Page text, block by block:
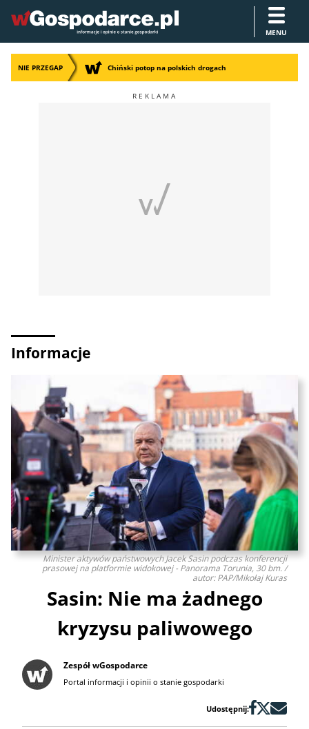
MENU
NIE PRZEGAP Chiński potop na polskich drogach
Informacje
Minister aktywów państwowych Jacek Sasin podczas konferencji
prasowej na platformie widokowej - Panorama Torunia, 30 bm. /
autor: PAP/Mikołaj Kuras
Sasin: Nie ma żadnego
kryzysu paliwowego
Zespół wGospodarce
Portal informacji i opinii o stanie gospodarki
Udostępnij: